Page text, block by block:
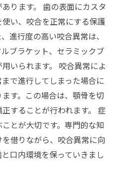
ります。 歯の表面にカスタ
い、咬合を正常にする保護
進行度の高い咬合異常は、
ブラケット、セラミックブ
いられます。 咬合異常によ
で進行してしまった場合に
す。この場合は、顎骨を切
することが行われます。 症
とが大切です。専門的な知
借りながら、咬合異常に向
口内環境を保っていきまし